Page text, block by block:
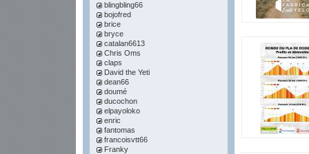
blingbling66
bojofred
brice
bryce
catalan6613
Chris Oms
claps
David the Yeti
dean66
doumé
ducochon
elpayoloko
enric
fantomas
francoisvtt66
Franky